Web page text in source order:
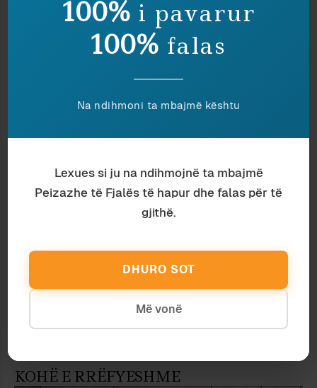
February 2026
HETEROGLOSIA
KOHË E RRËFYESHME
100% i pavarur
100% falas
Na ndihmoni ta mbajmë kështu
Lexues si ju na ndihmojnë ta mbajmë
Peizazhe të Fjalës të hapur dhe falas për të
gjithë.
DHURO SOT
Më vonë